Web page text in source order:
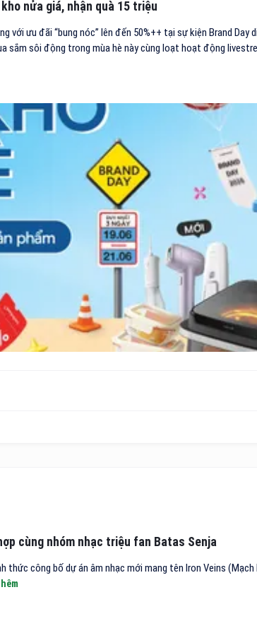
nửa giá, nhận quà 15 triệu
với ưu đãi “bung nóc” lên đến 50%++ tại sự kiện Brand
sắm sôi động trong mùa hè này cùng loạt hoạt động
cùng nhóm nhạc triệu fan Batas Senja
thức công bố dự án âm nhạc mới mang tên Iron Veins